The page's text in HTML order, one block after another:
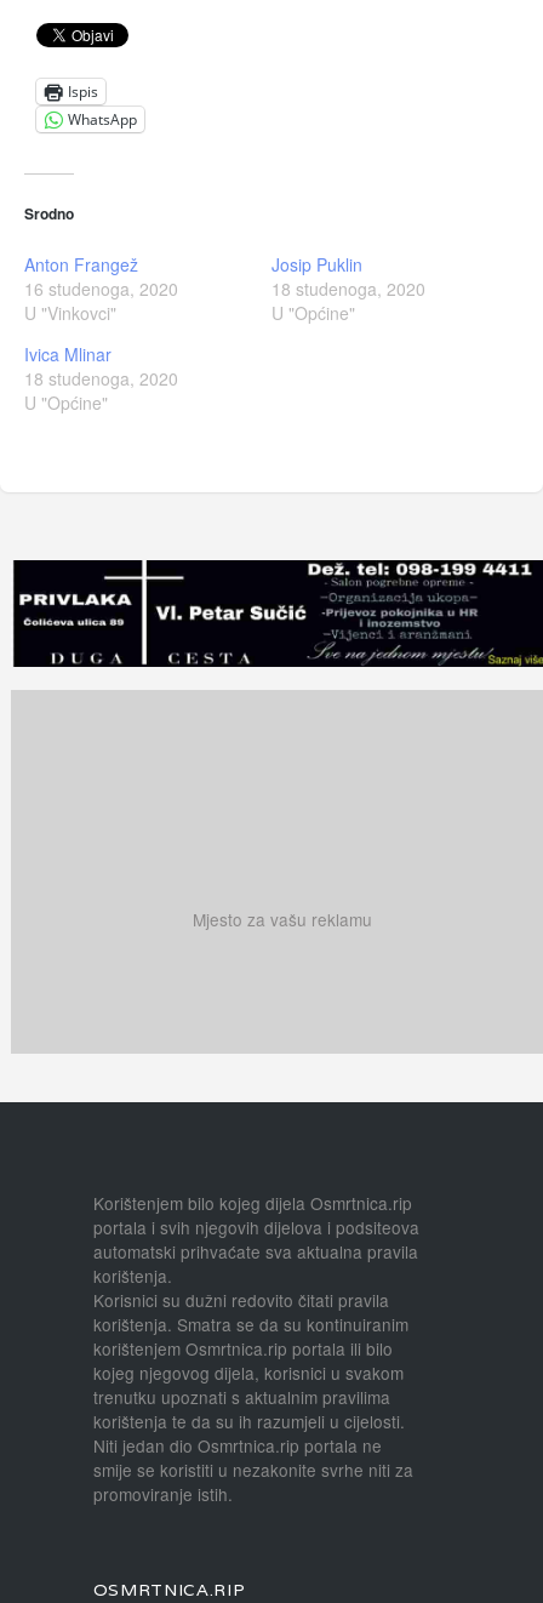
Ispis
WhatsApp
Srodno
Anton Frangež
16 studenoga, 2020
U "Vinkovci"
Josip Puklin
18 studenoga, 2020
U "Općine"
Ivica Mlinar
18 studenoga, 2020
U "Općine"
Mjesto za vašu reklamu
Korištenjem bilo kojeg dijela Osmrtnica.rip
portala i svih njegovih dijelova i podsiteova
automatski prihvaćate sva aktualna pravila
korištenja.
Korisnici su dužni redovito čitati pravila
korištenja. Smatra se da su kontinuiranim
korištenjem Osmrtnica.rip portala ili bilo
kojeg njegovog dijela, korisnici u svakom
trenutku upoznati s aktualnim pravilima
korištenja te da su ih razumjeli u cijelosti.
Niti jedan dio Osmrtnica.rip portala ne
smije se koristiti u nezakonite svrhe niti za
promoviranje istih.
OSMRTNICA.RIP